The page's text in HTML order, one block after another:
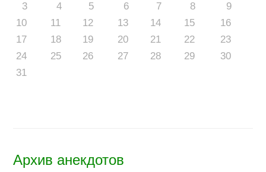
3
4 5 6 7 8
9
10
11 12 13 14 15
16
17
18 19 20 21 22
23
24
25 26 27 28 29
30
31
Архив анекдотов